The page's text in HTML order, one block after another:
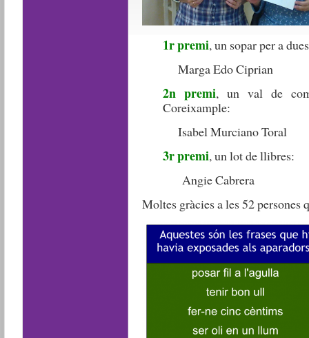
1r premi, un sopar per a
Marga Edo Ciprian
2n premi, un val de
Coreixample:
Isabel Murciano Toral
3r premi, un lot de llibres:
Angie Cabrera
Moltes gràcies a les 52 persones